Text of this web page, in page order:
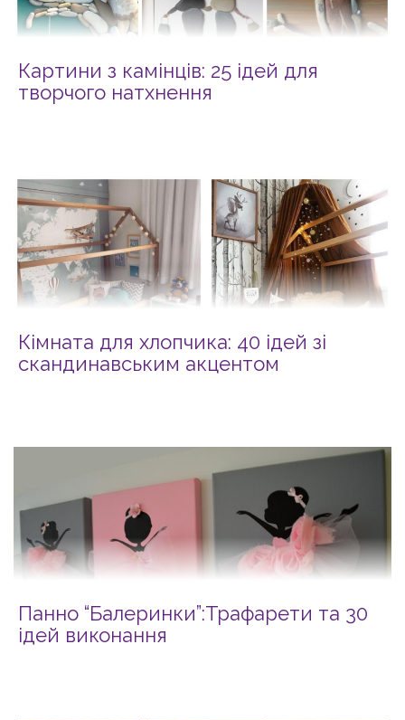
Картини з камінців: 25 ідей для
творчого натхнення
Кімната для хлопчика: 40 ідей зі
скандинавським акцентом
Панно “Балеринки”:Трафарети та 30
ідей виконання